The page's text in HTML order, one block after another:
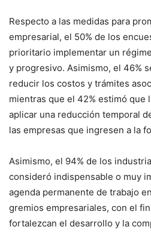
Respecto a las medidas para
empresarial, el 50% de los
prioritario implementar un
y progresivo. Asimismo, el 46%
reducir los costos y trámites
mientras que el 42% estimó que
aplicar una reducción temporal
las empresas que ingresen a la
Asimismo, el 94% de los
consideró indispensable o muy
agenda permanente de trabajo
gremios empresariales, con el
fortalezcan el desarrollo y la